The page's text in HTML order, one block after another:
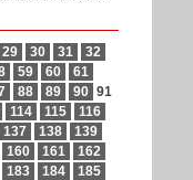
29 30 31
32
59 60
61
88 89 90 91
114 115
116
137 138
139
160 161
162
183 184 185